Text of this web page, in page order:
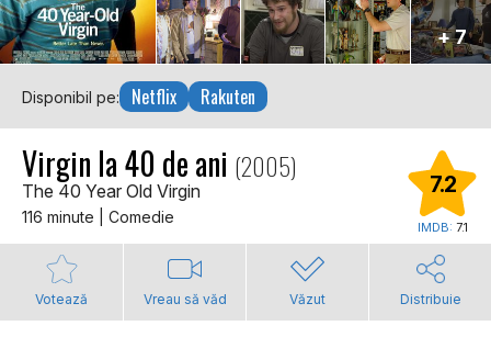
+ 7
Disponibil pe: Netflix Rakuten
Virgin la 40 de ani (2005)
The 40 Year Old Virgin
116 minute | Comedie
7.2
IMDB: 7.1
Votează Vreau să văd Văzut Distribuie